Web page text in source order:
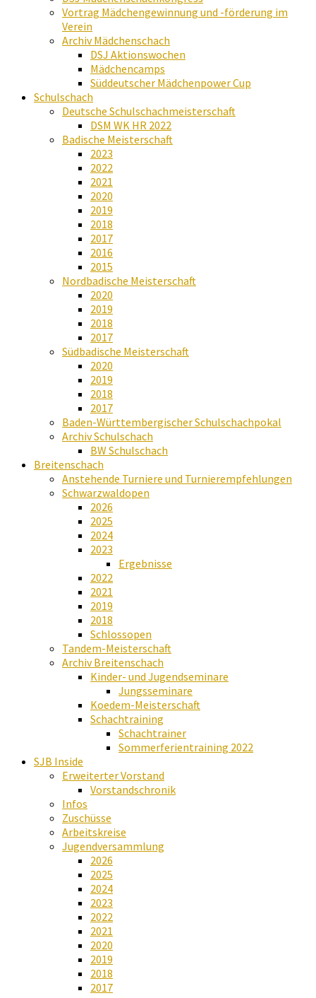
Vortrag Mädchengewinnung und -förderung im
Verein
Archiv Mädchenschach
DSJ Aktionswochen
Mädchencamps
Süddeutscher Mädchenpower Cup
Schulschach
Deutsche Schulschachmeisterschaft
DSM WK HR 2022
Badische Meisterschaft
2023
2022
2021
2020
2019
2018
2017
2016
2015
Nordbadische Meisterschaft
2020
2019
2018
2017
Südbadische Meisterschaft
2020
2019
2018
2017
Baden-Württembergischer Schulschachpokal
Archiv Schulschach
BW Schulschach
Breitenschach
Anstehende Turniere und Turnierempfehlungen
Schwarzwaldopen
2026
2025
2024
2023
Ergebnisse
2022
2021
2019
2018
Schlossopen
Tandem-Meisterschaft
Archiv Breitenschach
Kinder- und Jugendseminare
Jungsseminare
Koedem-Meisterschaft
Schachtraining
Schachtrainer
Sommerferientraining 2022
SJB Inside
Erweiterter Vorstand
Vorstandschronik
Infos
Zuschüsse
Arbeitskreise
Jugendversammlung
2026
2025
2024
2023
2022
2021
2020
2019
2018
2017